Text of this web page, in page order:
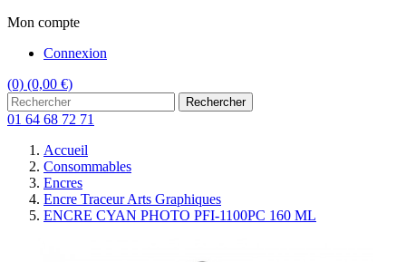
Mon compte
Connexion
(0) (0,00 €)
Rechercher
01 64 68 72 71
Accueil
Consommables
Encres
Encre Traceur Arts Graphiques
ENCRE CYAN PHOTO PFI-1100PC 160 ML